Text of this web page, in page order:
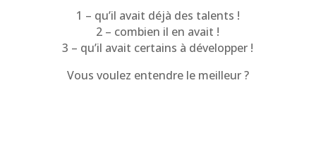
1 – qu’il avait déjà des talents !
2 – combien il en avait !
3 – qu’il avait certains à développer !
Vous voulez entendre le meilleur ?